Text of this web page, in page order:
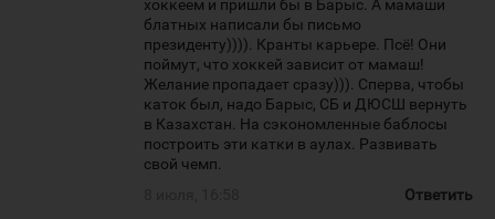
хоккеем и пришли бы в Барыс. А мамаши
блатных написали бы письмо
президенту)))). Кранты карьере. Псё! Они
поймут, что хоккей зависит от мамаш!
Желание пропадает сразу))). Сперва, чтобы
каток был, надо Барыс, СБ и ДЮСШ вернуть
в Казахстан. На сэкономленные баблосы
построить эти катки в аулах. Развивать
свой чемп.
Ответить